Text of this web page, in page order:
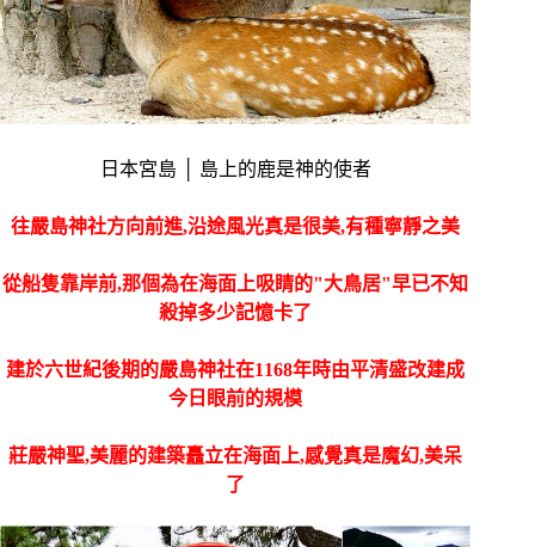
日本宮島 │ 島上的鹿是神的使者
往嚴島神社方向前進,沿途風光真是很美,有種寧靜之美
從船隻靠岸前,那個為在海面上吸睛的"大鳥居"早已不知
殺掉多少記憶卡了
建於六世紀後期的嚴島神社在1168年時由平清盛改建成
今日眼前的規模
莊嚴神聖,美麗的建築矗立在海面上,感覺真是魔幻,美呆
了